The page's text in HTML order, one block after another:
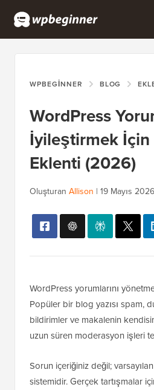
WPBEGINNER BLOG
WordPress
İyileştirmek İçin
Eklenti (2026)
Oluşturan Allison | 19 Mayıs 2026
WordPress yorumlarını
Popüler bir blog yazısı spam,
bildirimler ve makalenin
uzun süren moderasyon işleri
Sorun içeriğiniz değil;
sistemidir. Gerçek tartışmalar